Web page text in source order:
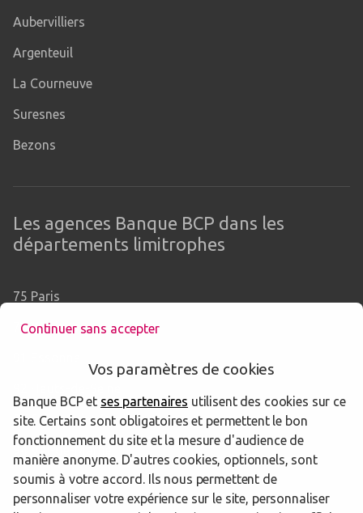
Aubervilliers
Argenteuil
La Courneuve
Suresnes
Bezons
Les agences Banque BCP dans les
départements limitrophes
75 Paris
78 Yvelines
93 Seine-Saint-Denis
94 Val-de-Marne
95 Val-d'Oise
Continuer sans accepter
Vos paramètres de cookies
Banque BCP et ses partenaires utilisent des cookies sur ce
site. Certains sont obligatoires et permettent le bon
fonctionnement du site et la mesure d'audience de
manière anonyme. D'autres cookies, optionnels, sont
soumis à votre accord. Ils nous permettent de
personnaliser votre expérience sur le site, personnaliser